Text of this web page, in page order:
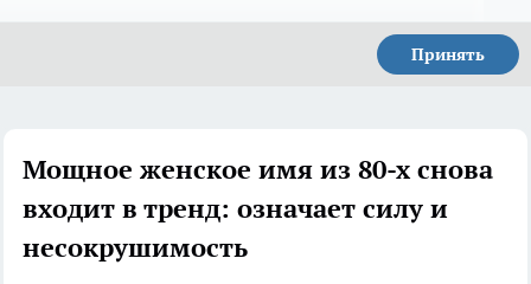
Принять
Мощное женское имя из 80-х снова
входит в тренд: означает силу и
несокрушимость